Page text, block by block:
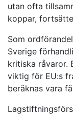
utan ofta
koppar,
Som
Sverige
kritiska råvaror.
viktig för EU:s
beräknas vara